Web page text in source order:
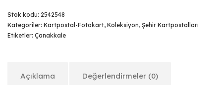
Stok kodu: 2542548
Kategoriler: Kartpostal-Fotokart, Koleksiyon, Şehir Kartpostalları
Etiketler: Çanakkale
Açıklama Değerlendirmeler (0)